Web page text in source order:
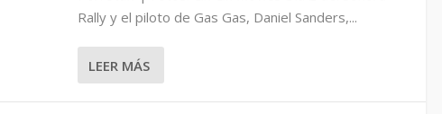
Rally y el piloto de Gas Gas, Daniel Sanders,...
LEER MÁS